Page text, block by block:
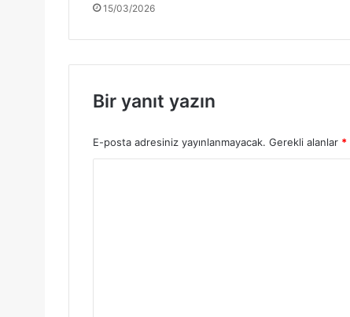
15/03/2026
Bir yanıt yazın
E-posta adresiniz yayınlanmayacak. Gerekli alanlar *